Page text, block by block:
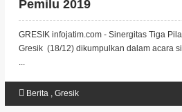
Pemilu 2019
GRESIK infojatim.com - Sinergitas Tiga
Gresik (18/12) dikumpulkan dalam acara
...
Berita, Gresik